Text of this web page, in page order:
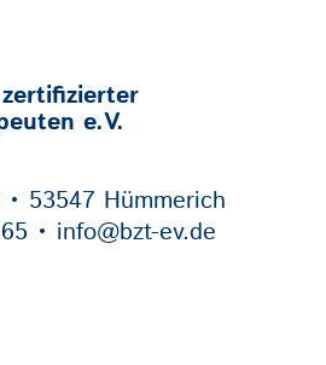
e.V.
53547 Hümmerich
• info@bzt-ev.de